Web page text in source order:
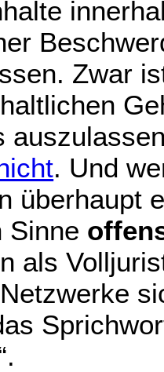
Zwar
. Und
überhaupt
Sinne
als